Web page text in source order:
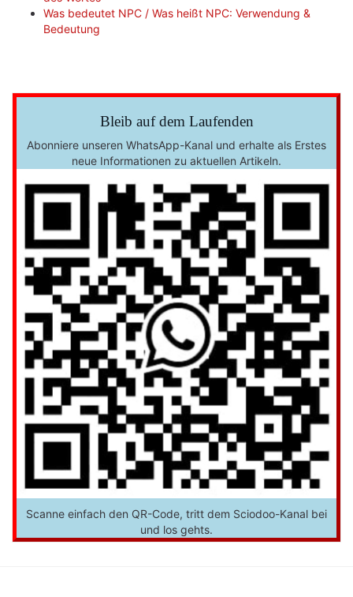
Was bedeutet NPC / Was heißt NPC: Verwendung &
Bedeutung
Bleib auf dem Laufenden
Abonniere unseren WhatsApp-Kanal und erhalte als Erstes
neue Informationen zu aktuellen Artikeln.
Scanne einfach den QR-Code, tritt dem Sciodoo-Kanal bei
und los gehts.